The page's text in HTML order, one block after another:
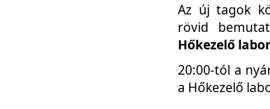
Az új tagok
rövid
Hőkezelő
20:00-tól a
a Hőkezelő